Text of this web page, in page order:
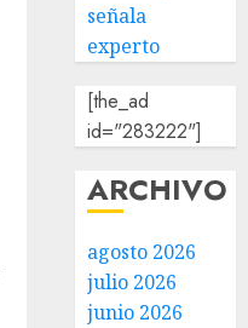
señala
experto
[the_ad
id="283222"]
ARCHIVO
agosto 2026
julio 2026
junio 2026